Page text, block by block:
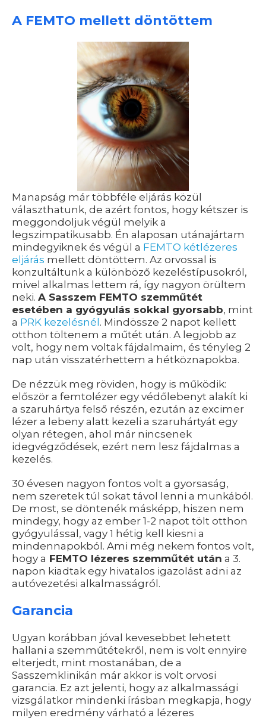
A FEMTO mellett döntöttem
Manapság már többféle eljárás közül
választhatunk, de azért fontos, hogy kétszer is
meggondoljuk végül melyik a
legszimpatikusabb. Én alaposan utánajártam
mindegyiknek és végül a FEMTO kétlézeres
eljárás mellett döntöttem. Az orvossal is
konzultáltunk a különböző kezeléstípusokról,
mivel alkalmas lettem rá, így nagyon örültem
neki. A Sasszem FEMTO szemműtét
esetében a gyógyulás sokkal gyorsabb, mint
a PRK kezelésnél. Mindössze 2 napot kellett
otthon töltenem a műtét után. A legjobb az
volt, hogy nem voltak fájdalmaim, és tényleg 2
nap után visszatérhettem a hétköznapokba.
De nézzük meg röviden, hogy is működik:
először a femtolézer egy védőlebenyt alakít ki
a szaruhártya felső részén, ezután az excimer
lézer a lebeny alatt kezeli a szaruhártyát egy
olyan rétegen, ahol már nincsenek
idegvégződések, ezért nem lesz fájdalmas a
kezelés.
30 évesen nagyon fontos volt a gyorsaság,
nem szeretek túl sokat távol lenni a munkából.
De most, se döntenék másképp, hiszen nem
mindegy, hogy az ember 1-2 napot tölt otthon
gyógyulással, vagy 1 hétig kell kiesni a
mindennapokból. Ami még nekem fontos volt,
hogy a FEMTO lézeres szemműtét után a 3.
napon kiadtak egy hivatalos igazolást adni az
autóvezetési alkalmasságról.
Garancia
Ugyan korábban jóval kevesebbet lehetett
hallani a szemműtétekről, nem is volt ennyire
elterjedt, mint mostanában, de a
Sasszemklinikán már akkor is volt orvosi
garancia. Ez azt jelenti, hogy az alkalmassági
vizsgálatkor mindenki írásban megkapja, hogy
milyen eredmény várható a lézeres